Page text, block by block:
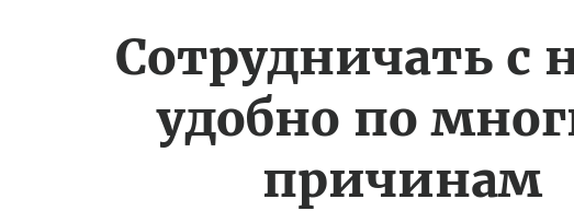
Сотрудничать с
удобно по
причинам